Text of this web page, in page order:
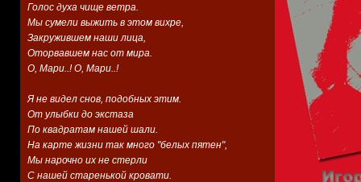
Голос духа чище ветра.
Мы сумели выжить в этом вихре,
Закружившем наши лица,
Оторвавшем нас от мира.
О, Мари..! О, Мари..!
Я не видел снов, подобных этим.
От улыбки до экстаза
По квадратам нашей шали.
На карте жизни так много "белых пятен",
Мы нарочно их не стерли
С нашей старенькой кровати.